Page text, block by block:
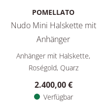
PBC5110O100000000,
POMELLATO
Nudo Mini Halskette mit
Anhänger
Pomellato Nudo Mini
Anhänger mit Halskette,
Roségold, Quarz
2.400,00 €
Verfügbar